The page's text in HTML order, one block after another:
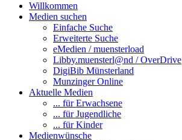
Willkommen
Medien suchen
Einfache Suche
Erweiterte Suche
eMedien / muensterload
Libby.muensterl@nd / OverDrive
DigiBib Münsterland
Munzinger Online
Aktuelle Medien
... für Erwachsene
... für Jugendliche
... für Kinder
Medienwünsche